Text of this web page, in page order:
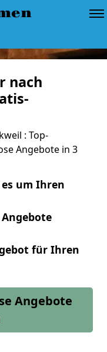
nach
: Top-
Angebote in 3
um Ihren
für Ihren
Angebote